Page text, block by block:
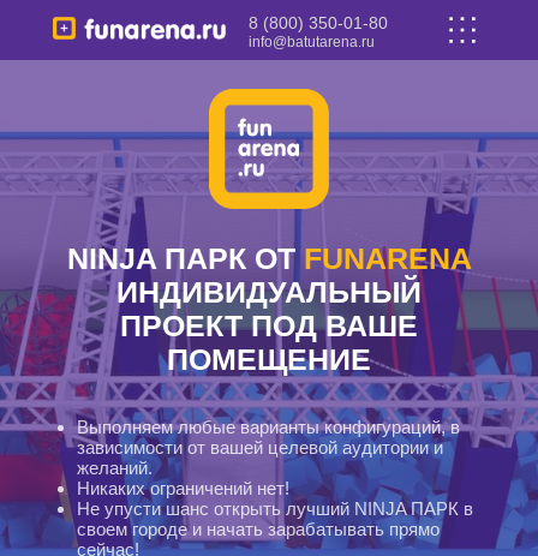
8 (800) 350-01-80
info@batutarena.ru
NINJA ПАРК ОТ FUNARENA
ИНДИВИДУАЛЬНЫЙ
ПРОЕКТ ПОД ВАШЕ
ПОМЕЩЕНИЕ
Выполняем любые варианты конфигураций, в
зависимости от вашей целевой аудитории и
желаний.
Никаких ограничений нет!
Не упусти шанс открыть лучший NINJA ПАРК в
своем городе и начать зарабатывать прямо
сейчас!